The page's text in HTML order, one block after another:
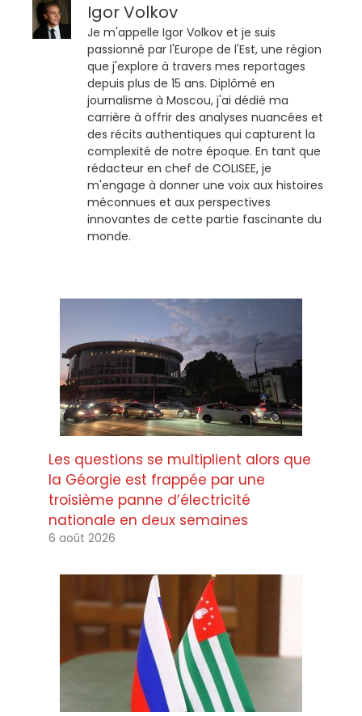
Igor Volkov
Je m'appelle Igor Volkov et je suis
passionné par l'Europe de l'Est, une région
que j'explore à travers mes reportages
depuis plus de 15 ans. Diplômé en
journalisme à Moscou, j'ai dédié ma
carrière à offrir des analyses nuancées et
des récits authentiques qui capturent la
complexité de notre époque. En tant que
rédacteur en chef de COLISEE, je
m'engage à donner une voix aux histoires
méconnues et aux perspectives
innovantes de cette partie fascinante du
monde.
Les questions se multiplient alors que
la Géorgie est frappée par une
troisième panne d’électricité
nationale en deux semaines
6 août 2026